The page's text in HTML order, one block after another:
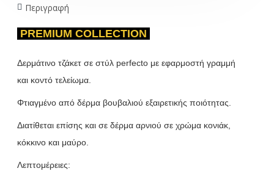
Περιγραφή
PREMIUM COLLECTION
Δερμάτινο τζάκετ σε στύλ perfecto με εφαρμοστή γραμμή
και κοντό τελείωμα
Φτιαγμένο από δέρμα βουβαλιού εξαιρετικής ποιότητας.
Διατίθεται επίσης και σε δέρμα αρνιού σε χρώμα κονιάκ,
κόκκινο και μαύρο.
Λεπτομέρειες: